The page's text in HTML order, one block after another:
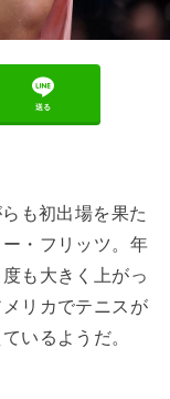
送る
も初出場を果た
・フリッツ。年
も大きく上がっ
リカでテニスが
いるようだ。